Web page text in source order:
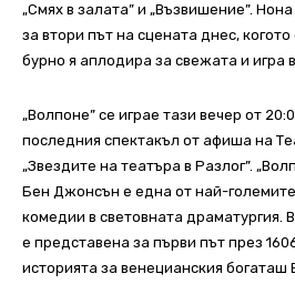
„Смях в залата” и „Възвишение”.
за втори път на сцената днес,
бурно я аплодира за свежата и игра в
„Волпоне” се играе тази вечер от
последния спектакъл от афиша на
„Звездите на театъра в Разлог”.
Бен Джонсън е една от най-
комедии в световната драматургия.
е представена за първи път през
историята за венецианския богаташ